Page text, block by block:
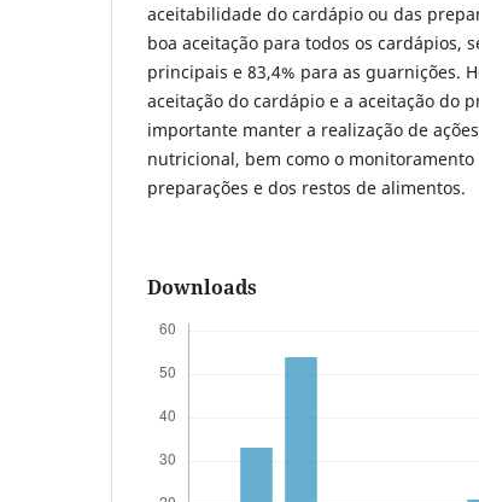
aceitabilidade do cardápio ou das
boa aceitação para todos os cardápios,
principais e 83,4% para as guarnições.
aceitação do cardápio e a aceitação do
importante manter a realização de
nutricional, bem como o
preparações e dos restos de alimentos.
Downloads